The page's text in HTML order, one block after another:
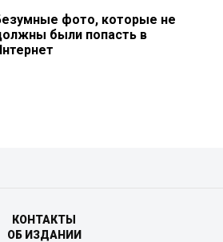
фото, которые не
были попасть в
КОНТАКТЫ
ОБ ИЗДАНИИ